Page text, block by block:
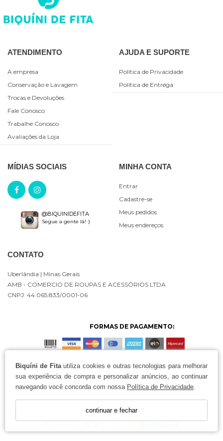
Biquíni de Fitautiliza cookies e outras tecnologias para melhorar
sua experiência de compra e personalizar anúncios, ao continuar
navegando você concorda com nossa Política de Privacidade
continuar e fechar
ATENDIMENTO
A empresa
Conservação e Lavagem
Trocas e Devoluções
Fale Conosco
Trabalhe Conosco
Avaliações da Loja
AJUDA E SUPORTE
Política de Privacidade
Política de Entrega
MÍDIAS SOCIAIS
@BIQUINIDEFITA
Segue a gente lá! :)
MINHA CONTA
Entrar
Cadastre-se
Meus pedidos
Meus endereços
CONTATO
Uberlândia | Minas Gerais
AMB - COMERCIO DE ROUPAS E ACESSÓRIOS LTDA
CNPJ: 44.065.833/0001-06
FORMAS DE PAGAMENTO: